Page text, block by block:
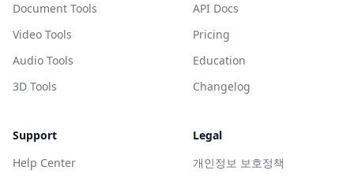
Document Tools
Video Tools
Audio Tools
3D Tools
API Docs
Pricing
Education
Changelog
Support
Help Center
Legal
개인정보 보호정책